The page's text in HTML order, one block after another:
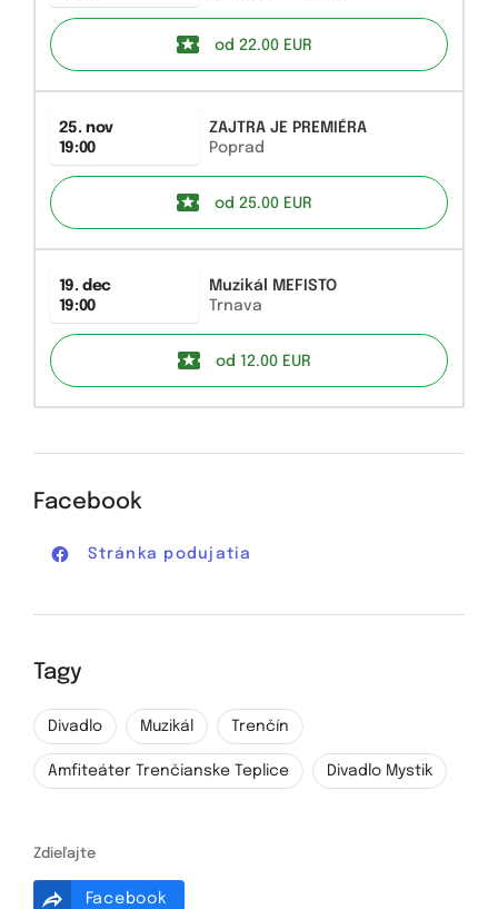
od 22.00 EUR
25. nov
19:00
ZAJTRA JE PREMIÉRA
Poprad
od 25.00 EUR
19. dec
19:00
Muzikál MEFISTO
Trnava
od 12.00 EUR
Facebook
Stránka podujatia
Tagy
Divadlo Muzikál Trenčín
Amfiteáter Trenčianske Teplice Divadlo Mystik
Zdieľajte
Facebook